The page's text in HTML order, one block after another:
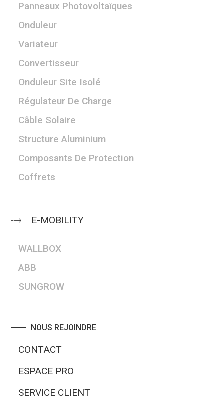
Panneaux Photovoltaïques
Onduleur
Variateur
Convertisseur
Onduleur Site Isolé
Régulateur De Charge
Câble Solaire
Structure Aluminium
Composants De Protection
Coffrets
E-MOBILITY
WALLBOX
ABB
SUNGROW
NOUS REJOINDRE
CONTACT
ESPACE PRO
SERVICE CLIENT